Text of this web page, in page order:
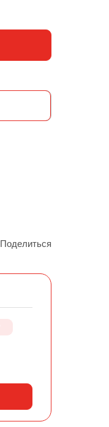
Поделиться